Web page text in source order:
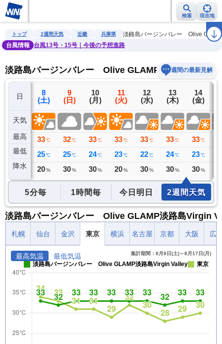
検索 現在地
雨雲レーダー 台風情報 地震情報 警報・注意報 2週間天気 ラ
トップ 2週間天気 近畿 兵庫県
淡路島バージンバレー Olive
台風情報
台風13号・15号｜今後の予想進路
淡路島バージンバレー Olive GLAMP淡路島Virgin
週間の最新見解
日
天気
最高
最低
降水
7
(金)
33 ℃
27 ℃
0 ミリ
8
(土)
33 ℃
25 ℃
20 %
9
(日)
32 ℃
25 ℃
30 %
10
(月)
33 ℃
24 ℃
30 %
11
(火)
33 ℃
23 ℃
20 %
12
(水)
33 ℃
22 ℃
30 %
13
(木)
33 ℃
24 ℃
30 %
14
(金)
33 ℃
23 ℃
30 %
5分毎 1時間毎 今日明日 2週間天気
淡路島バージンバレー Olive GLAMP淡路島Virgin
札幌 仙台 金沢 東京 横浜 名古屋 京都 大阪 広
最高気温 最低気温 集計期間：8月8日(土)～8月17日(月)
淡路島バージンバレー Olive GLAMP淡路島Virgin Valley 東京